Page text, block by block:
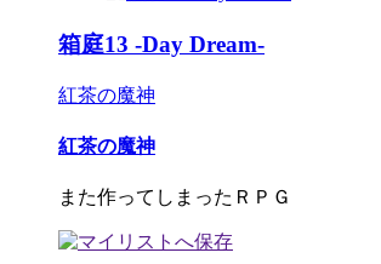
箱庭13 -Day Dream-
紅茶の魔神
紅茶の魔神
また作ってしまったＲＰＧ